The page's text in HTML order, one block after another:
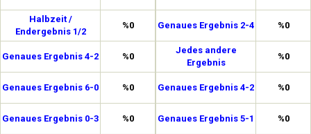
Halbzeit /
Endergebnis 1/2
%0
Genaues Ergebnis 4-2 %0
Genaues Ergebnis 6-0 %0
Genaues Ergebnis 0-3 %0
Genaues Ergebnis 2-4 %0
Jedes andere
Ergebnis
%0
Genaues Ergebnis 4-2 %0
Genaues Ergebnis 5-1 %0